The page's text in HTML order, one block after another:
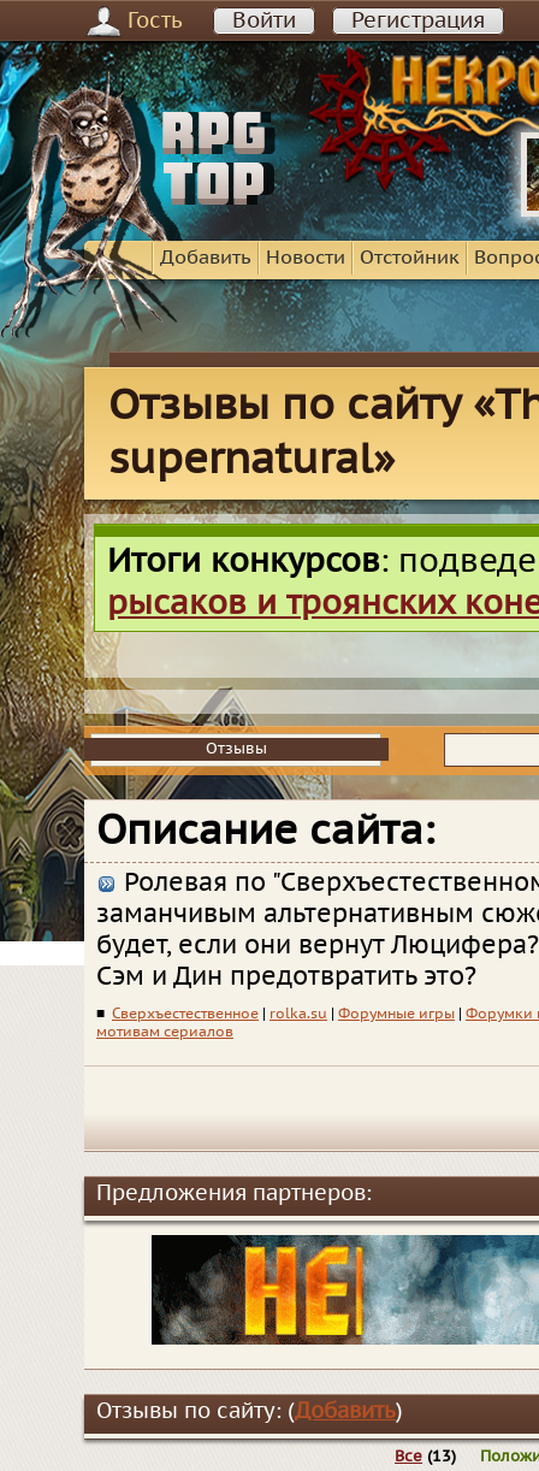
Гость Войти Регистрация
Добавить Новости Отстойник
Отзывы по сайту
supernatural»
Итоги конкурсов:
рысаков и троянских
Отзывы
Отзывы
Описание сайта:
Ролевая по
заманчивым альтернативным
будет, если они вернут
Сэм и Дин предотвратить это?
■ Сверхъестественное rolka.su Форумные игры
Форумки
мотивам сериалов
Предложения партнеров:
Отзывы по сайту: (Добавить)
Все (13)